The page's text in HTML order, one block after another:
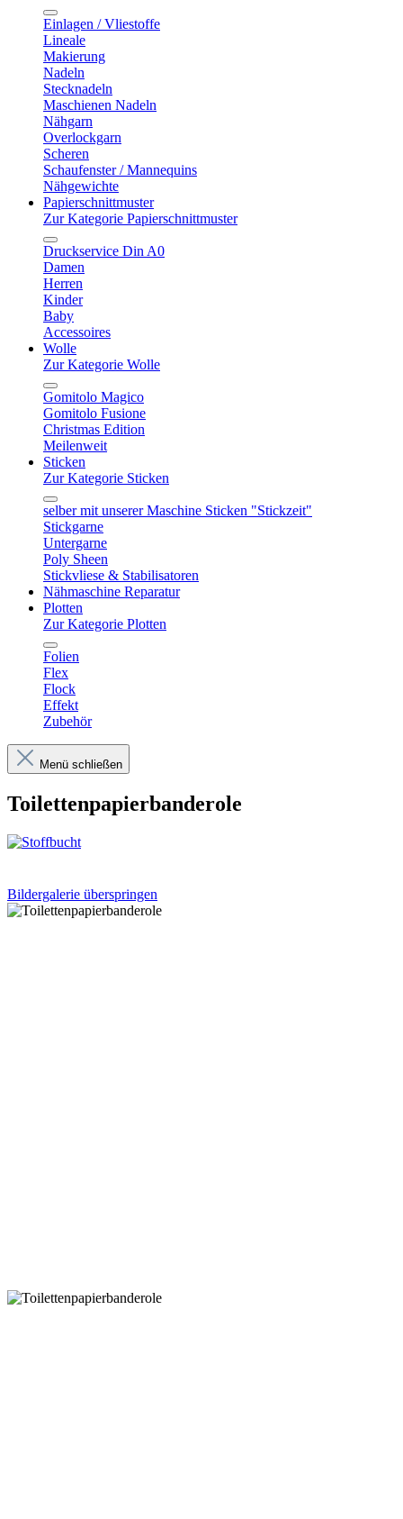
Einlagen / Vliestoffe
Lineale
Makierung
Nadeln
Stecknadeln
Maschienen Nadeln
Nähgarn
Overlockgarn
Scheren
Schaufenster / Mannequins
Nähgewichte
Papierschnittmuster
Zur Kategorie Papierschnittmuster
Druckservice Din A0
Damen
Herren
Kinder
Baby
Accessoires
Wolle
Zur Kategorie Wolle
Gomitolo Magico
Gomitolo Fusione
Christmas Edition
Meilenweit
Sticken
Zur Kategorie Sticken
selber mit unserer Maschine Sticken "Stickzeit"
Stickgarne
Untergarne
Poly Sheen
Stickvliese & Stabilisatoren
Nähmaschine Reparatur
Plotten
Zur Kategorie Plotten
Folien
Flex
Flock
Effekt
Zubehör
Menü schließen
Toilettenpapierbanderole
Bildergalerie überspringen